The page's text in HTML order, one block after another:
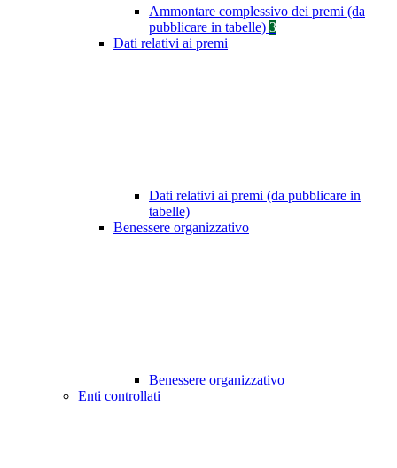
Ammontare complessivo dei premi (da
pubblicare in tabelle) 3
Dati relativi ai premi
Dati relativi ai premi (da pubblicare in
tabelle)
Benessere organizzativo
Benessere organizzativo
Enti controllati